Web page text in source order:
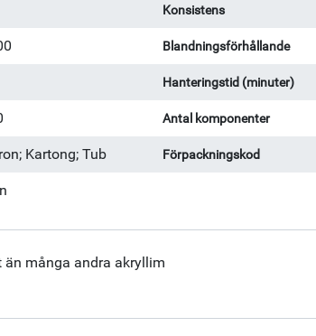
Konsistens
Blandningsförhållande
Hanteringstid (minuter)
Antal komponenter
Kartong; Tub Förpackningskod
många andra akryllim